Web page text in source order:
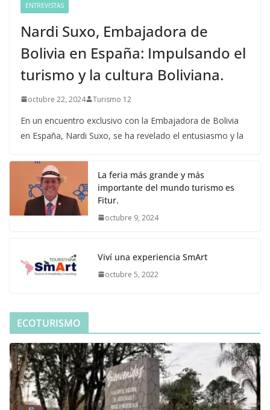
ENTREVISTAS
Nardi Suxo, Embajadora de
Bolivia en España: Impulsando el
turismo y la cultura Boliviana.
octubre 22, 2024 Turismo 12
En un encuentro exclusivo con la Embajadora de Bolivia
en España, Nardi Suxo, se ha revelado el entusiasmo y la
La feria más grande y más
importante del mundo turismo es
Fitur.
octubre 9, 2024
Viví una experiencia SmArt
octubre 5, 2022
ECOTURISMO